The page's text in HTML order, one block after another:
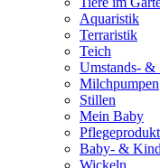
Aquaristik
Terraristik
Teich
Umstands- &
Milchpumpen
Stillen
Mein Baby
Baby- &
Wickeln